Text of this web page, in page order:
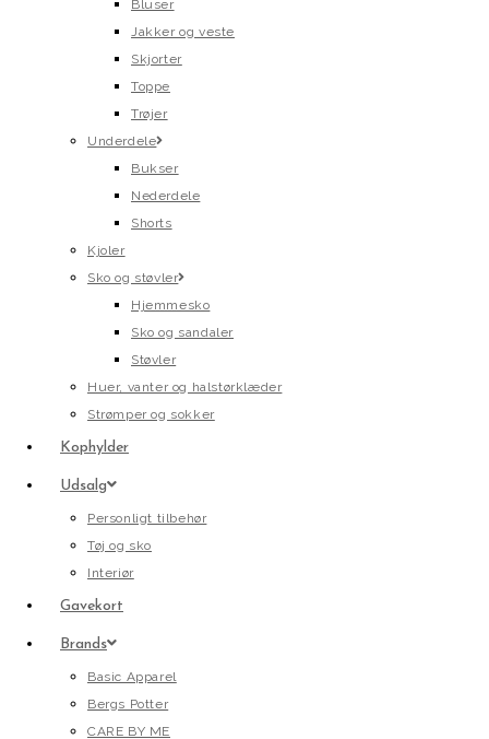
Bluser
Jakker og veste
Skjorter
Toppe
Trøjer
Underdele
Bukser
Nederdele
Shorts
Kjoler
Sko og støvler
Hjemmesko
Sko og sandaler
Støvler
Huer, vanter og halstørklæder
Strømper og sokker
Kophylder
Udsalg
Personligt tilbehør
Tøj og sko
Interiør
Gavekort
Brands
Basic Apparel
Bergs Potter
CARE BY ME